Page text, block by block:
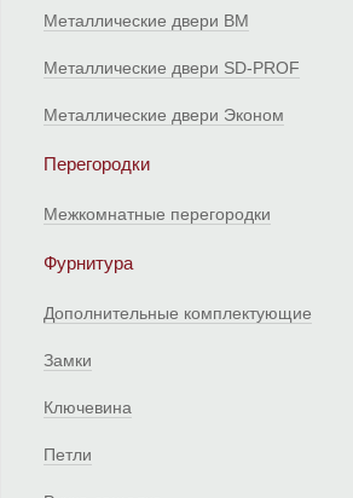
Металлические двери ВМ
Металлические двери SD-PROF
Металлические двери Эконом
Перегородки
Межкомнатные перегородки
Фурнитура
Дополнительные комплектующие
Замки
Ключевина
Петли